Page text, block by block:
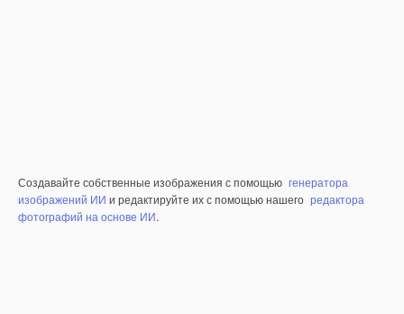
Создавайте собственные изображения с помощью генератора
изображений ИИ и редактируйте их с помощью нашего редактора
фотографий на основе ИИ.